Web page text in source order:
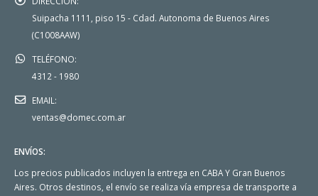
Suipacha 1111, piso 15 - Cdad. Autonoma de Buenos Aires
(C1008AAW)
TELÉFONO:
4312 - 1980
EMAIL:
ventas@domec.com.ar
ENVÍOS:
Los precios publicados incluyen la entrega en CABA Y Gran Buenos
Aires. Otros destinos, el envío se realiza vía empresa de transporte a